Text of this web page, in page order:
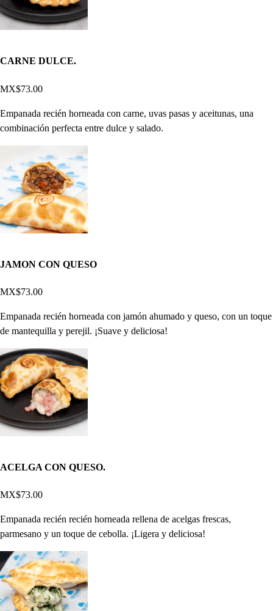
CARNE DULCE.
MX$73.00
Empanada recién horneada con carne, uvas pasas y aceitunas, una
combinación perfecta entre dulce y salado.
JAMON CON QUESO
MX$73.00
Empanada recién horneada con jamón ahumado y queso, con un toque
de mantequilla y perejil. ¡Suave y deliciosa!
ACELGA CON QUESO.
MX$73.00
Empanada recién recién horneada rellena de acelgas frescas,
parmesano y un toque de cebolla. ¡Ligera y deliciosa!